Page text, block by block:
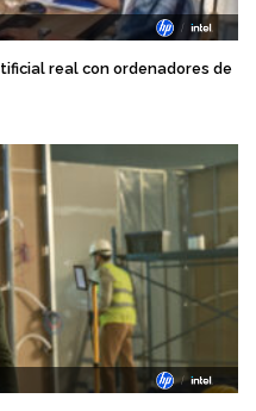
real con ordenadores de